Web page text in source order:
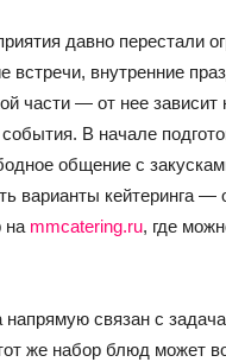
давно перестали
внутренние
части — от нее
события. В начале
общение с
варианты кейтеринга
на mmcatering.ru, где
связан с
же набор блюд может